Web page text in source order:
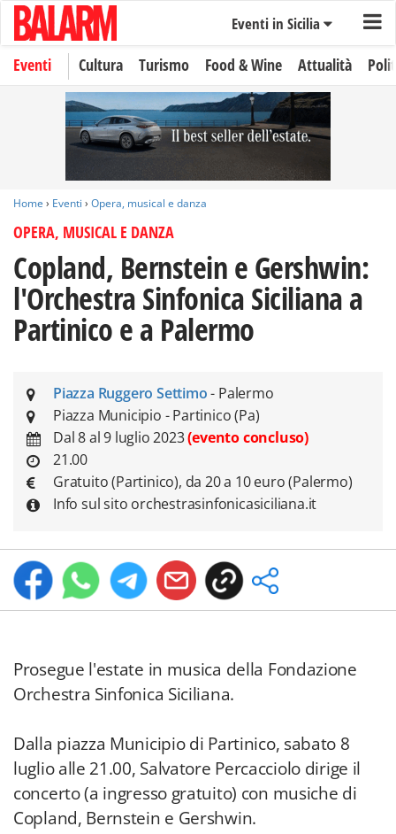
Eventi in Sicilia
Eventi Cultura Turismo Food & Wine Attualità
Home › Eventi › Opera, musical e danza
OPERA, MUSICAL E DANZA
Copland, Bernstein e Gershwin:
l'Orchestra Sinfonica Siciliana a
Partinico e a Palermo
Piazza Ruggero Settimo- Palermo
Piazza Municipio - Partinico (Pa)
Dal 8 al 9 luglio 2023(evento concluso)
21.00
Gratuito (Partinico), da 20 a 10 euro (Palermo)
Info sul sito orchestrasinfonicasiciliana.it
Prosegue l'estate in musica della Fondazione
Orchestra Sinfonica Siciliana.
Dalla piazza Municipio di Partinico, sabato 8
luglio alle 21.00, Salvatore Percacciolo dirige il
concerto (a ingresso gratuito) con musiche di
Copland, Bernstein e Gershwin.